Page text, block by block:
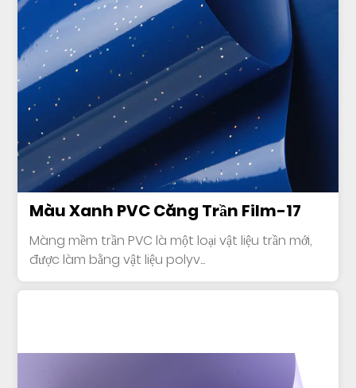
Màu Xanh PVC Căng Trần Film-17
Màng mềm trần PVC là một loại vật liệu trần mới,
được làm bằng vật liệu polyv...